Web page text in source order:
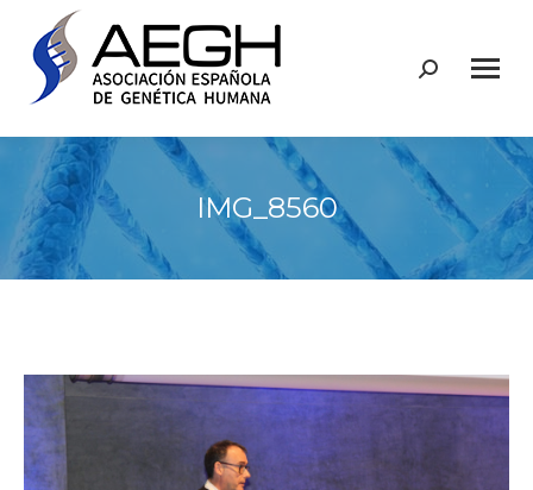
Buscar:
IMG_8560